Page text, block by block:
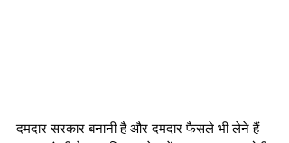
दमदार सरकार बनानी है और दमदार फैसले भी लेने हैं